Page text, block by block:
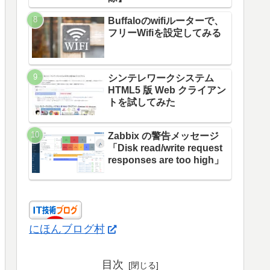
Buffaloのwifiルーターで、
フリーWifiを設定してみる
シンテレワークシステム
HTML5 版 Web クライアン
トを試してみた
Zabbix の警告メッセージ
「Disk read/write request
responses are too high」
にほんブログ村
目次